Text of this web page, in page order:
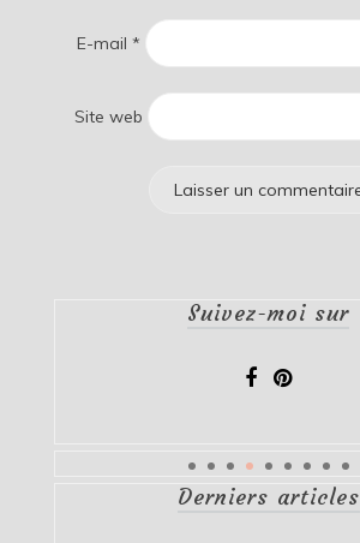
E-mail *
Site web
Suivez-moi sur
Derniers articles